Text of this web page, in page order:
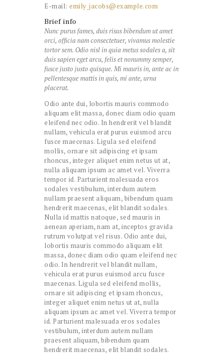
E-mail: emily_jacobs@example.com
Brief info
Nunc purus fames, duis risus bibendum ut amet
orci, officia nam consectetuer, vivamus molestie
tortor sem. Odio nisl in quia metus sodales a, sit
duis sapien eget arcu, felis et nonummy semper,
fusce justo justo quisque. Mi mauris in, ante ac in
pellentesque mattis in quis, mi ante, urna
placerat.
Odio ante dui, lobortis mauris commodo
aliquam elit massa, donec diam odio quam
eleifend nec odio. In hendrerit vel blandit
nullam, vehicula erat purus euismod arcu
fusce maecenas. Ligula sed eleifend
mollis, ornare sit adipiscing et ipsam
rhoncus, integer aliquet enim netus ut at,
nulla aliquam ipsum ac amet vel. Viverra
tempor id. Parturient malesuada eros
sodales vestibulum, interdum autem
nullam praesent aliquam, bibendum quam
hendrerit maecenas, elit blandit sodales.
Nulla id mattis natoque, sed mauris in
aenean aperiam, nam at, inceptos gravida
rutrum volutpat vel risus. Odio ante dui,
lobortis mauris commodo aliquam elit
massa, donec diam odio quam eleifend nec
odio. In hendrerit vel blandit nullam,
vehicula erat purus euismod arcu fusce
maecenas. Ligula sed eleifend mollis,
ornare sit adipiscing et ipsam rhoncus,
integer aliquet enim netus ut at, nulla
aliquam ipsum ac amet vel. Viverra tempor
id. Parturient malesuada eros sodales
vestibulum, interdum autem nullam
praesent aliquam, bibendum quam
hendrerit maecenas, elit blandit sodales.